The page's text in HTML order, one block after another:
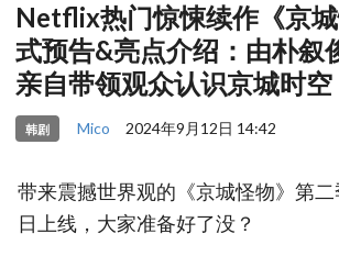
Netflix热门惊悚续作《京
式预告&亮点介绍：由朴叙
亲自带领观众认识京城时空
韩剧 Mico 2024年9月12日 14:42
带来震撼世界观的《京城怪物》第二
日上线，大家准备好了没？